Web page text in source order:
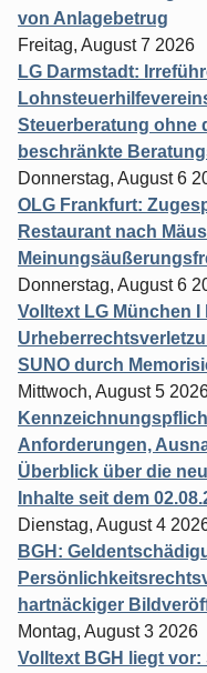
von Anlagebetrug
Freitag, August 7 2026
LG Darmstadt:
Steuerberatung ohne
beschränkte
Donnerstag, August 6
OLG Frankfurt:
Restaurant nach
Donnerstag, August 6
Volltext LG München I
SUNO durch
Mittwoch, August 5
Anforderungen,
Überblick über die
Inhalte seit dem
Dienstag, August 4
BGH:
hartnäckiger
Montag, August 3 2026
Volltext BGH liegt